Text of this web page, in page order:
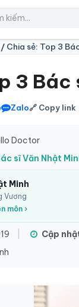
/ Chia sẻ: Top 3
3
Zalo🔗 Copy link
Doctor
sĩ Văn Nhật
Minh
Vương
môn ›
Cập